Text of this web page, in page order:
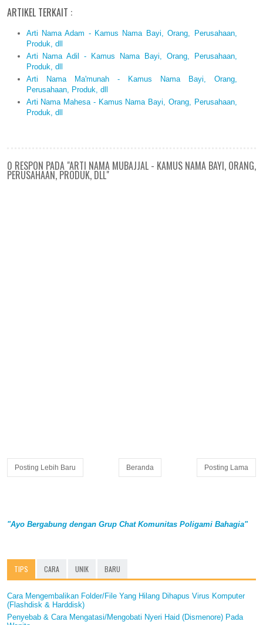
ARTIKEL TERKAIT :
Arti Nama Adam - Kamus Nama Bayi, Orang, Perusahaan,
Produk, dll
Arti Nama Adil - Kamus Nama Bayi, Orang, Perusahaan,
Produk, dll
Arti Nama Ma'munah - Kamus Nama Bayi, Orang,
Perusahaan, Produk, dll
Arti Nama Mahesa - Kamus Nama Bayi, Orang, Perusahaan,
Produk, dll
0 RESPON PADA "ARTI NAMA MUBAJJAL - KAMUS NAMA BAYI, ORANG,
PERUSAHAAN, PRODUK, DLL"
Posting Lebih Baru Posting Lama
Beranda
"Ayo Bergabung dengan Grup Chat Komunitas Poligami Bahagia"
TIPS CARA UNIK BARU
Cara Mengembalikan Folder/File Yang Hilang Dihapus Virus Komputer
(Flashdisk & Harddisk)
Penyebab & Cara Mengatasi/Mengobati Nyeri Haid (Dismenore) Pada